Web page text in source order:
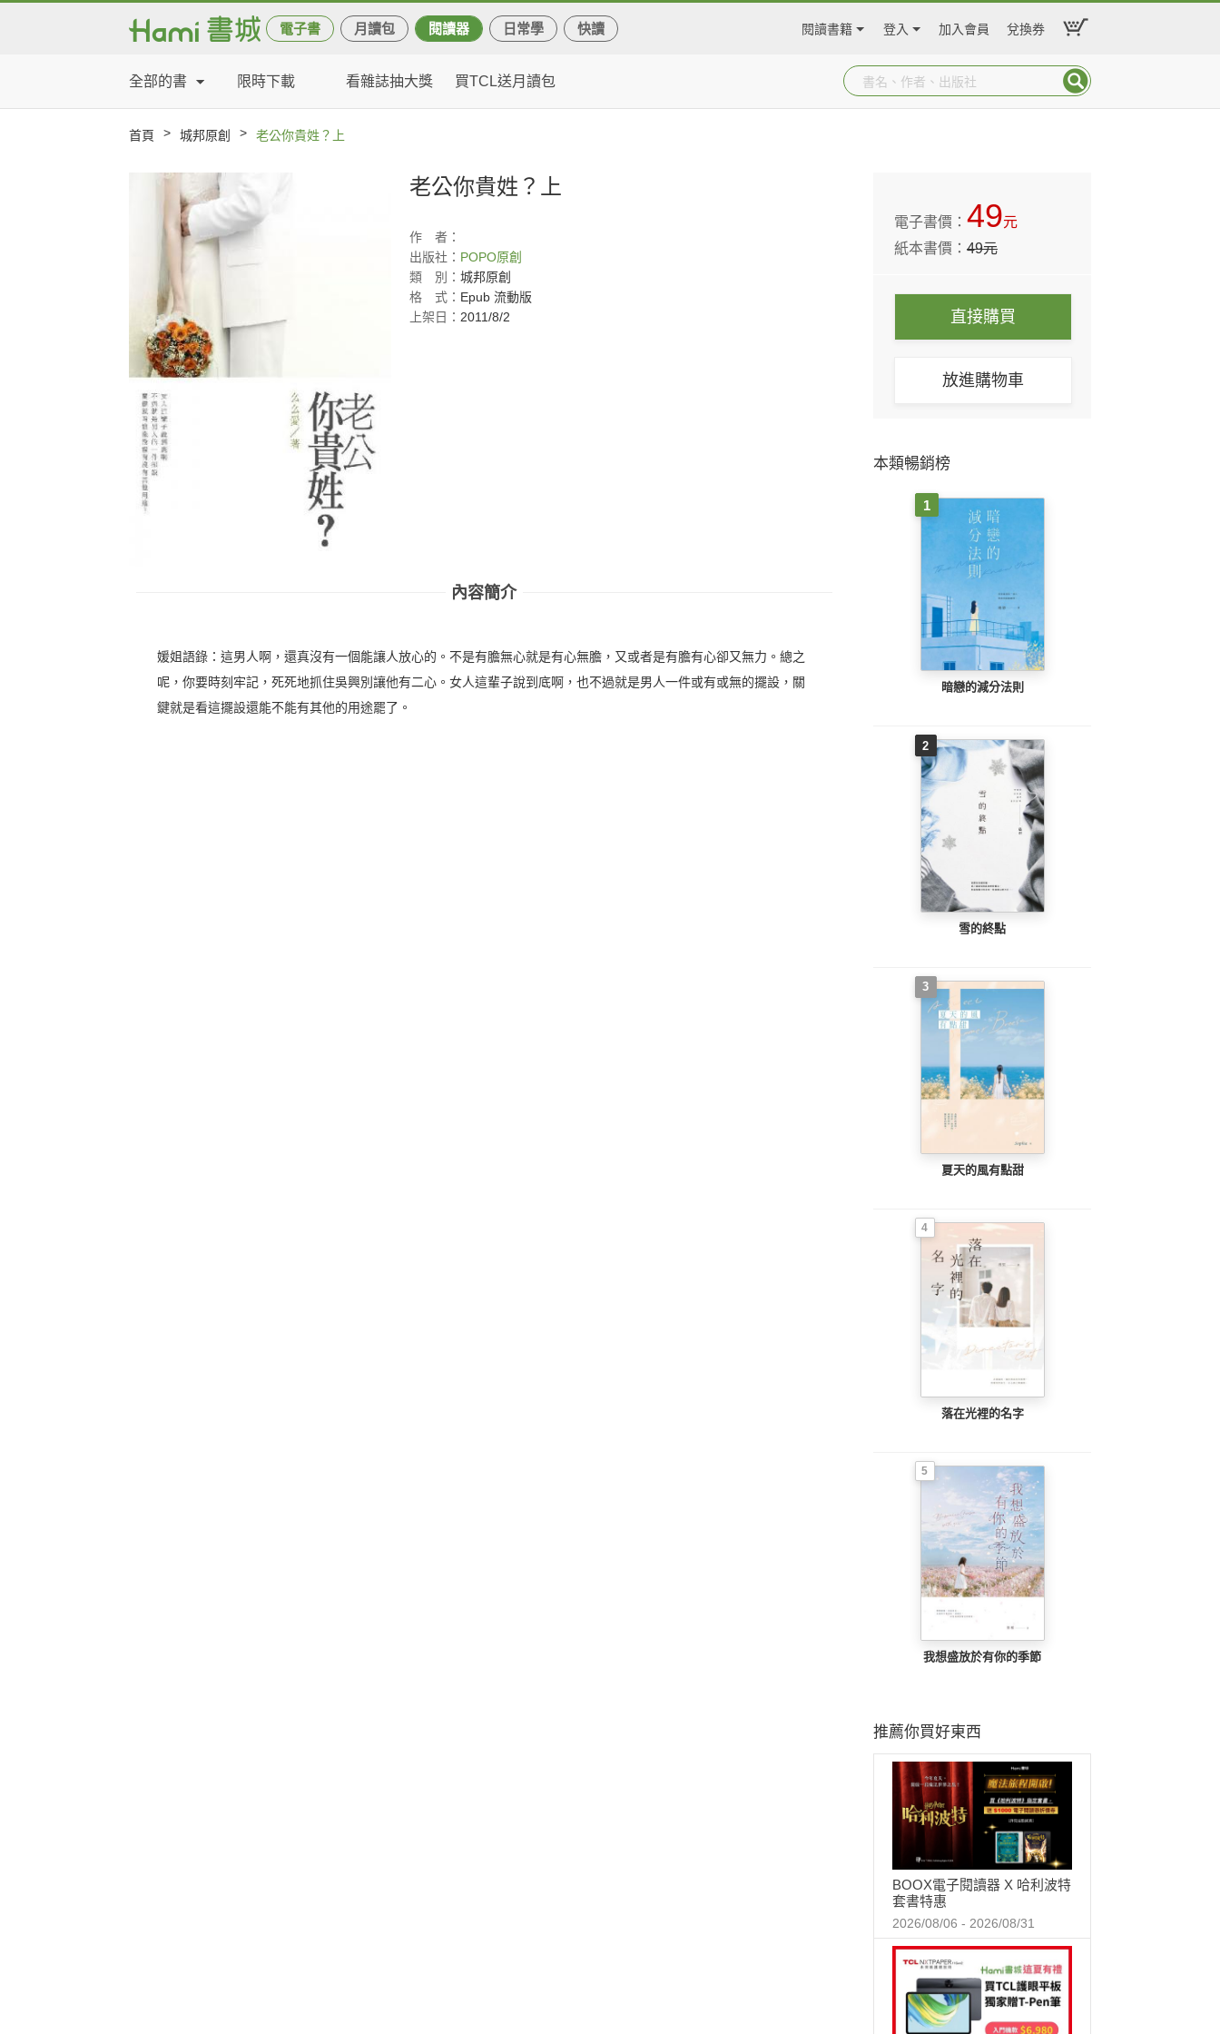
電子書 月讀包 閱讀器 日常學 快讀 閱讀書籍 登入 加入會員 兌換券
全部的書 限時下載 看雜誌抽大獎 買TCL送月讀包
首頁 > 城邦原創 > 老公你貴姓？上
老公你貴姓？上
作
者：
出版社： POPO原創
類
別： 城邦原創
格
式： Epub 流動版
上架日： 2011/8/2
內容簡介
媛姐語錄：這男人啊，還真沒有一個能讓人放心的。不是有膽無心就是有心無膽，又或者是有膽有心卻又無力。總之
呢，你要時刻牢記，死死地抓住吳興別讓他有二心。女人這輩子說到底啊，也不過就是男人一件或有或無的擺設，關
鍵就是看這擺設還能不能有其他的用途罷了。
電子書價：49元
紙本書價：49元
直接購買
放進購物車
本類暢銷榜
1
暗戀的減分法則
2
雪的終點
3
夏天的風有點甜
4
落在光裡的名字
5
我想盛放於有你的季節
推薦你買好東西
BOOX電子閱讀器 X 哈利波特
套書特惠
2026/08/06 - 2026/08/31